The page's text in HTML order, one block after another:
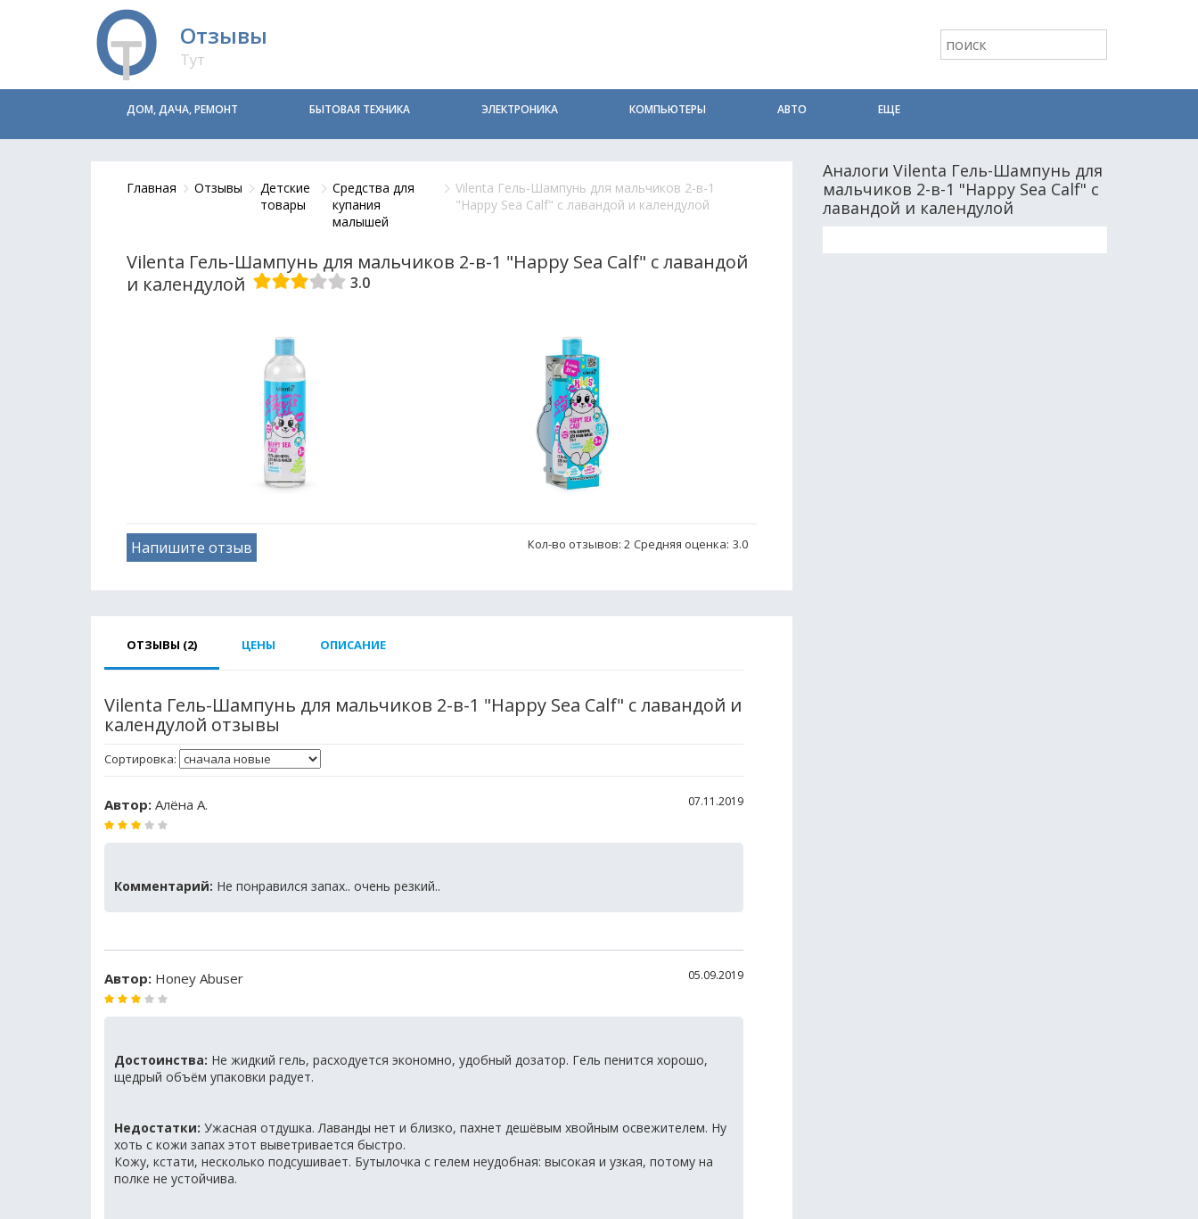
Отзывы
Тут
ДОМ, ДАЧА, РЕМОНТ БЫТОВАЯ ТЕХНИКА ЭЛЕКТРОНИКА КОМПЬЮТЕРЫ АВТО ЕЩЕ
Главная Отзывы
Детские
товары
Средства для
купания
малышей
Vilenta Гель-Шампунь для мальчиков 2-в-1
"Happy Sea Calf" с лавандой и календулой
Vilenta Гель-Шампунь для мальчиков 2-в-1 "Happy Sea Calf" с лавандой
и календулой
3.0
Кол-во отзывов: 2 Средняя оценка: 3.0
Напишите отзыв
ОТЗЫВЫ (2) ЦЕНЫ ОПИСАНИЕ
Vilenta Гель-Шампунь для мальчиков 2-в-1 "Happy Sea Calf" с лавандой и
календулой отзывы
Сортировка:
Автор: Алёна А. 07.11.2019
Комментарий: Не понравился запах.. очень резкий..
Автор: Honey Abuser 05.09.2019
Достоинства: Не жидкий гель, расходуется экономно, удобный дозатор. Гель пенится хорошо,
щедрый объём упаковки радует.
Недостатки: Ужасная отдушка. Лаванды нет и близко, пахнет дешёвым хвойным освежителем. Ну
хоть с кожи запах этот выветривается быстро.
Кожу, кстати, несколько подсушивает. Бутылочка с гелем неудобная: высокая и узкая, потому на
полке не устойчива.
Аналоги Vilenta Гель-Шампунь для
мальчиков 2-в-1 "Happy Sea Calf" с
лавандой и календулой